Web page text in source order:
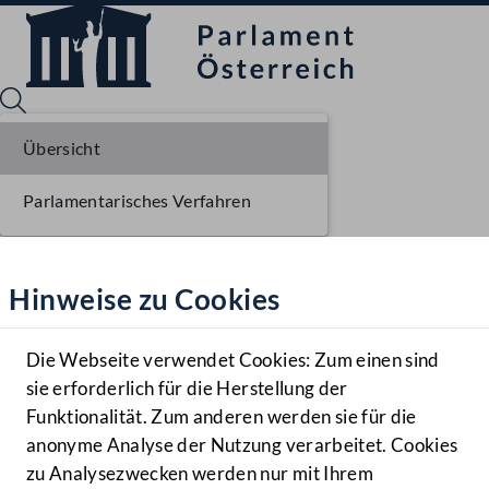
Hilfe
Benutzer
Navigationsmenü öffnen
MENÜ
Hinweise zu Cookies
Die Webseite verwendet Cookies: Zum einen sind
sie erforderlich für die Herstellung der
Funktionalität. Zum anderen werden sie für die
anonyme Analyse der Nutzung verarbeitet. Cookies
zu Analysezwecken werden nur mit Ihrem
Übersicht
Parlamentarisches Verfahren